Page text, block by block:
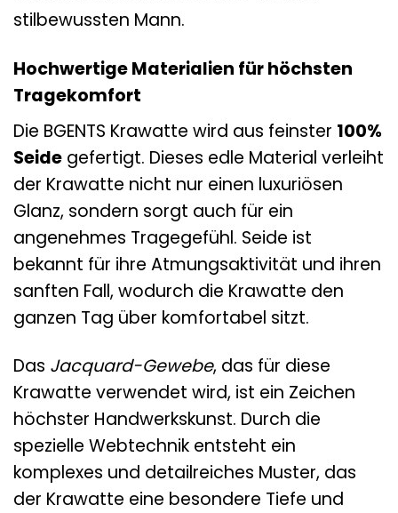
stilbewussten Mann.
Hochwertige Materialien für höchsten
Tragekomfort
Die BGENTS Krawatte wird aus feinster 100%
Seide gefertigt. Dieses edle Material verleiht
der Krawatte nicht nur einen luxuriösen
Glanz, sondern sorgt auch für ein
angenehmes Tragegefühl. Seide ist
bekannt für ihre Atmungsaktivität und ihren
sanften Fall, wodurch die Krawatte den
ganzen Tag über komfortabel sitzt.
Das Jacquard-Gewebe, das für diese
Krawatte verwendet wird, ist ein Zeichen
höchster Handwerkskunst. Durch die
spezielle Webtechnik entsteht ein
komplexes und detailreiches Muster, das
der Krawatte eine besondere Tiefe und